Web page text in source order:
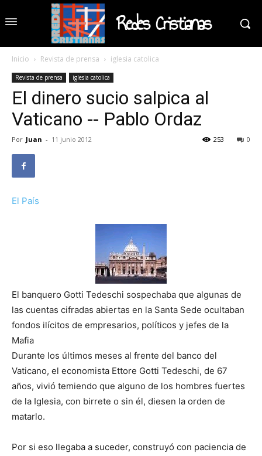
Redes Cristianas
Inicio Revista de prensa iglesia catolica
Revista de prensa iglesia catolica
El dinero sucio salpica al
Vaticano -- Pablo Ordaz
Por Juan - 11 junio 2012 0
253
El País
El banquero Gotti Tedeschi sospechaba que algunas de
las cuentas cifradas abiertas en la Santa Sede ocultaban
fondos ilícitos de empresarios, políticos y jefes de la
Mafia
Durante los últimos meses al frente del banco del
Vaticano, el economista Ettore Gotti Tedeschi, de 67
años, vivió temiendo que alguno de los hombres fuertes
de la Iglesia, con birrete o sin él, diesen la orden de
matarlo.
Por si eso llegaba a suceder, construyó con paciencia de